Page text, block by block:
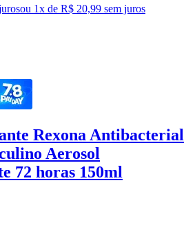
ou 1x de R$ 20,99 sem juros
Rexona Antibacterial
Aerosol
72 horas 150ml